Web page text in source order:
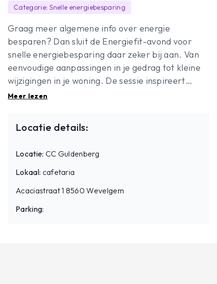
Categorie: Snelle energiebesparing
Graag meer algemene info over energie
besparen? Dan sluit de Energiefit-avond voor
snelle energiebesparing daar zeker bij aan. Van
eenvoudige aanpassingen in je gedrag tot kleine
wijzigingen in je woning. De sessie inspireert
iedereen die graag geld en energie bespaart met
Meer lezen
Locatie details:
Locatie: CC Guldenberg
Lokaal: cafetaria
Acaciastraat 1 8560 Wevelgem
Parking: